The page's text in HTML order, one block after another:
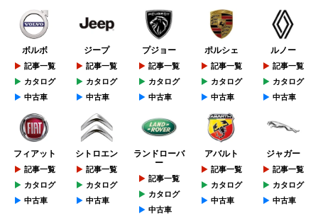
ボルボ
記事一覧
カタログ
中古車
ジープ
記事一覧
カタログ
中古車
プジョー
記事一覧
カタログ
中古車
ポルシェ
記事一覧
カタログ
中古車
ルノー
記事一覧
カタログ
中古車
フィアット
記事一覧
カタログ
中古車
シトロエン
記事一覧
カタログ
中古車
ランドローバ
ー
記事一覧
カタログ
中古車
アバルト
記事一覧
カタログ
中古車
ジャガー
記事一覧
カタログ
中古車